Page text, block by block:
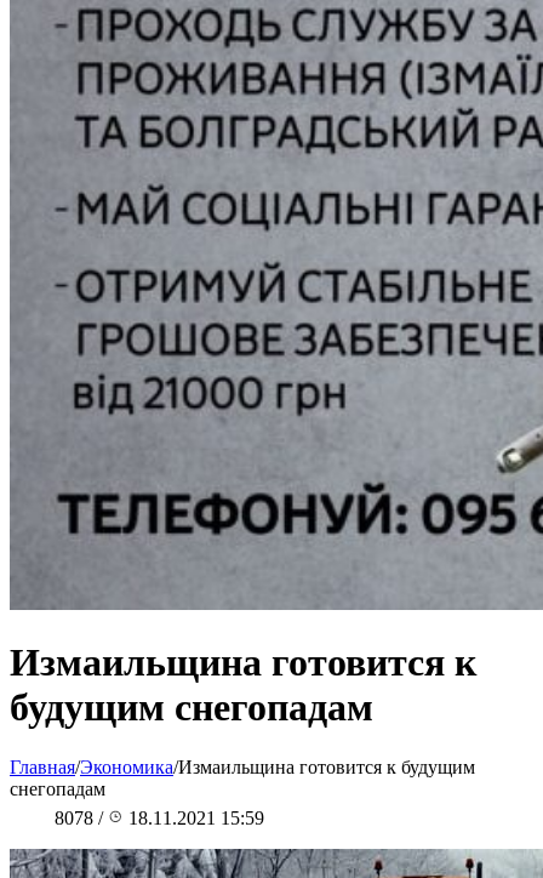
Измаильщина готовится к
будущим снегопадам
Главная/Экономика/Измаильщина готовится к будущим
снегопадам
8078 / 18.11.2021 15:59